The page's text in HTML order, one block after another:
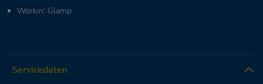
Workin' Glamp
Servicedaten